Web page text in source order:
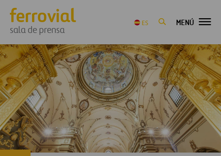
sala de prensa
ES MENÚ